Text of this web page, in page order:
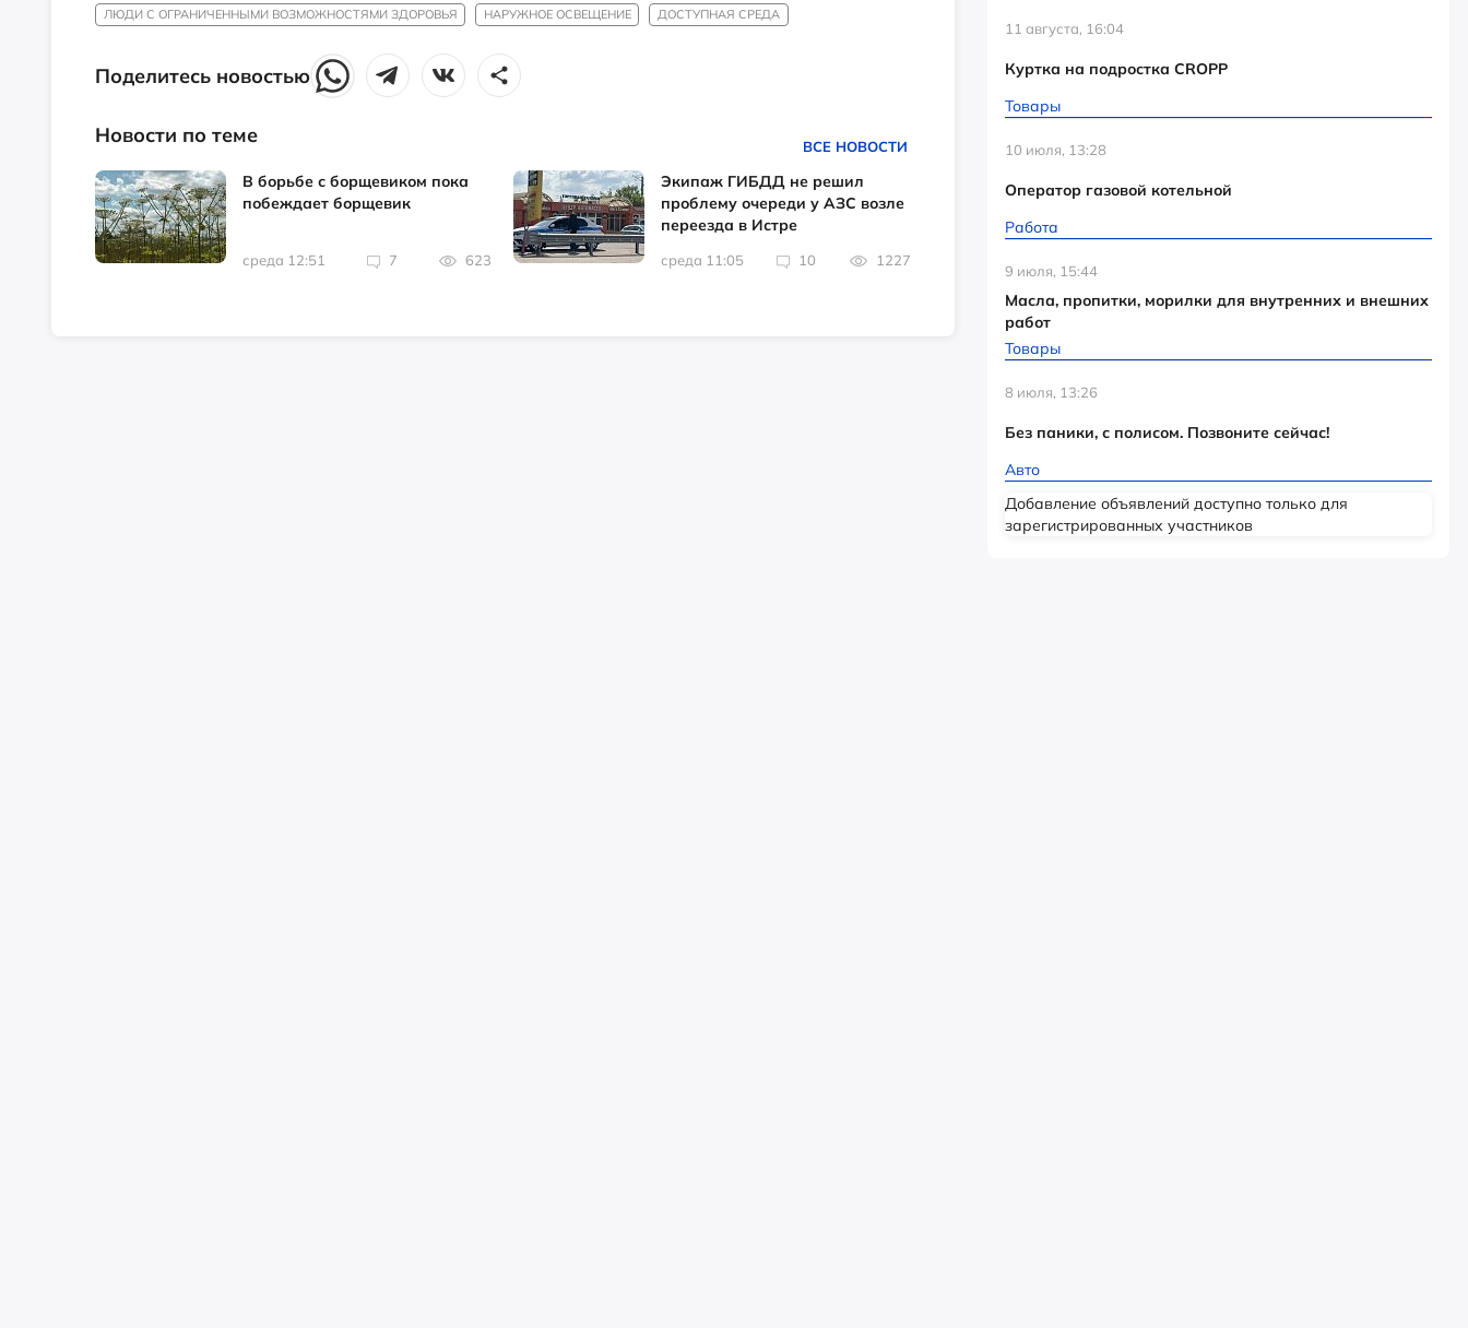
ЛЮДИ С ОГРАНИЧЕННЫМИ ВОЗМОЖНОСТЯМИ ЗДОРОВЬЯ
НАРУЖНОЕ ОСВЕЩЕНИЕ ДОСТУПНАЯ СРЕДА
Поделитесь новостью
Новости по теме ВСЕ НОВОСТИ
В борьбе с борщевиком пока
побеждает борщевик
среда 12:51 7 623
Экипаж ГИБДД не решил
проблему очереди у АЗС возле
переезда в Истре
среда 11:05 10 1227
11 августа, 16:04
Куртка на подростка CROPP
Товары
10 июля, 13:28
Оператор газовой котельной
Работа
9 июля, 15:44
Масла, пропитки, морилки для внутренних и внешних
работ
Товары
8 июля, 13:26
Без паники, с полисом. Позвоните сейчас!
Авто
Добавление объявлений доступно только для
зарегистрированных участников